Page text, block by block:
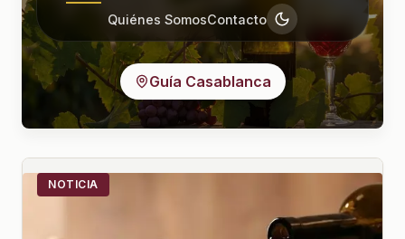
Quiénes SomosContacto
Guía Casablanca
NOTICIA